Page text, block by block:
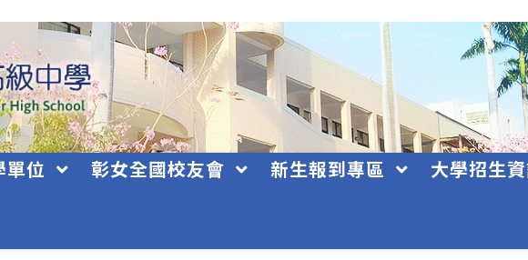
單位 彰女全國校友會 新生報到專區 大學招生